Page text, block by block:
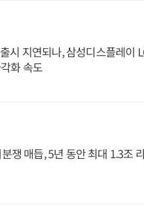
시 지연되나, 삼성디스플레이
화 속도
쟁 매듭, 5년 동안 최대 1.3조